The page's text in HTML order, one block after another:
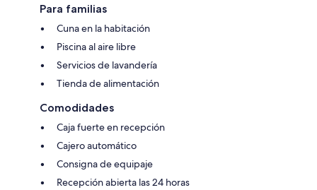
Para familias
Cuna en la habitación
Piscina al aire libre
Servicios de lavandería
Tienda de alimentación
Comodidades
Caja fuerte en recepción
Cajero automático
Consigna de equipaje
Recepción abierta las 24 horas